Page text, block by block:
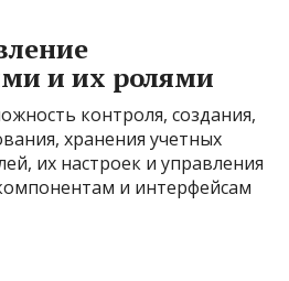
и их ролями
контроля, создания,
хранения учетных
их настроек и управления
и интерфейсам